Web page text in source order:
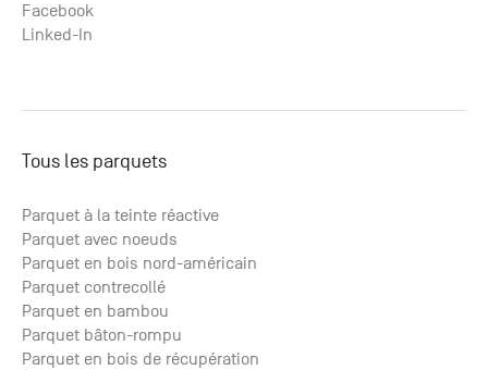
Facebook
Linked-In
Tous les parquets
Parquet à la teinte réactive
Parquet avec noeuds
Parquet en bois nord-américain
Parquet contrecollé
Parquet en bambou
Parquet bâton-rompu
Parquet en bois de récupération